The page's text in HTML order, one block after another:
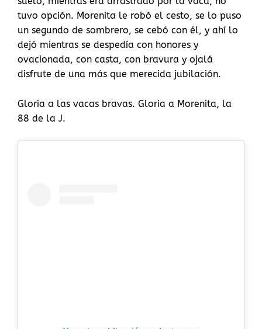
tuvo opción. Morenita le robó el cesto, se lo puso
un segundo de sombrero, se cebó con él, y ahí lo
dejó mientras se despedía con honores y
ovacionada, con casta, con bravura y ojalá
disfrute de una más que merecida jubilación.
Gloria a las vacas bravas. Gloria a Morenita, la
88 de la J.